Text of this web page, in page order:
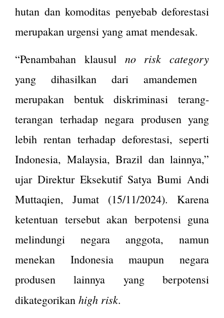
hutan dan komoditas penyebab deforestasi
merupakan urgensi yang amat mendesak.
“Penambahan klausul no risk category
yang dihasilkan dari amandemen
merupakan bentuk diskriminasi terang-
terangan terhadap negara produsen yang
lebih rentan terhadap deforestasi, seperti
Indonesia, Malaysia, Brazil dan lainnya,”
ujar Direktur Eksekutif Satya Bumi Andi
Muttaqien, Jumat (15/11/2024). Karena
ketentuan tersebut akan berpotensi guna
melindungi negara anggota, namun
menekan Indonesia maupun negara
produsen lainnya yang berpotensi
dikategorikan high risk.